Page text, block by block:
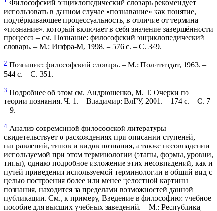
Философский энциклопедический словарь рекомендует
использовать в данном случае «познавание» как понятие,
подчёркивающее процессуальность, в отличие от термина
«познание», который включает в себя значение завершённости
процесса – см. Познание: философский энциклопедический
словарь. – М.: Инфра-М, 1998. – 576 с. – С. 349.
2 Познание: философский словарь. – М.: Политиздат, 1963. –
544 с. – С. 351.
3 Подробнее об этом см. Андрюшенко, М. Т. Очерки по
теории познания. Ч. 1. – Владимир: ВлГУ, 2001. – 174 с. – С. 7
– 9.
4 Анализ современной философской литературы
свидетельствует о расхождениях при описании ступеней,
направлений, типов и видов познания, а также несовпадении
используемой при этом терминологии (этапы, формы, уровни,
типы), однако подробное изложение этих несовпадений, как и
путей приведения используемой терминологии в общий вид с
целью построения более или менее целостной картины
познания, находится за пределами возможностей данной
публикации. См., к примеру, Введение в философию: учебное
пособие для высших учебных заведений. – М.: Республика,